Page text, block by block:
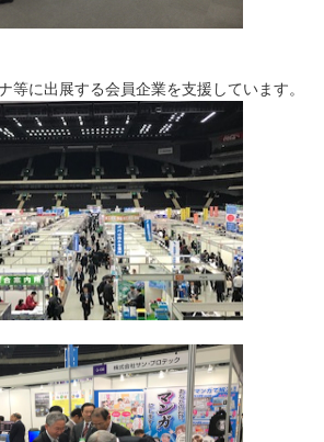
等に出展する会員企業を支援しています。